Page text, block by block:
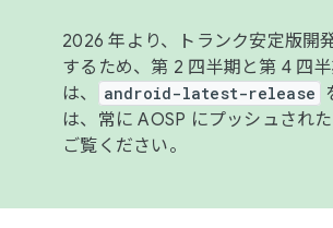
2026 年より、トランク安定版開
するため、第 2 四半期と第 4 四
は、
android-latest-release
は、常に AOSP にプッシュされ
ご覧ください。